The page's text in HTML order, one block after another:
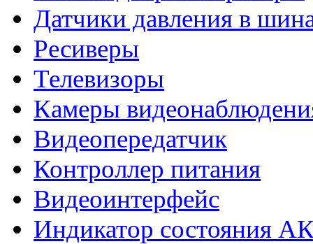
Датчики давления в
Ресиверы
Телевизоры
Камеры
Видеопередатчик
Контроллер питания
Видеоинтерфейс
Индикатор состояния